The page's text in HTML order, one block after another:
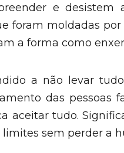
e desistem
foram moldadas por
a forma como
a não levar
das pessoas
aceitar tudo.
sem perder a